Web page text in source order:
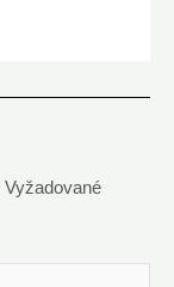
Vyžadované